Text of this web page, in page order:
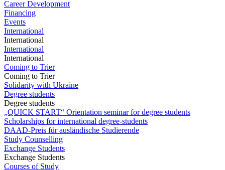
Career Development
Financing
Events
International
International
International
International
Coming to Trier
Coming to Trier
Solidarity with Ukraine
Degree students
Degree students
„QUICK START“ Orientation seminar for degree students
Scholarships for international degree-students
DAAD-Preis für ausländische Studierende
Study Counselling
Exchange Students
Exchange Students
Courses of Study